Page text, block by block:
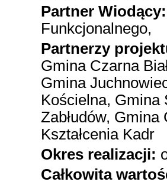
Partner Wiodący:
Funkcjonalnego,
Partnerzy
Gmina Czarna
Gmina
Kościelna, Gmina
Zabłudów, Gmina
Kształcenia Kadr
Okres realizacji:
Całkowita